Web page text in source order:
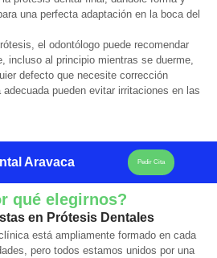
una perfecta adaptación en la boca del
el odontólogo puede recomendar
incluso al principio mientras se duerme,
defecto que necesite corrección
pueden evitar irritaciones en las
Aravaca Pedir Cita
qué elegirnos?
en Prótesis Dentales
está ampliamente formado en cada
pero todos estamos unidos por una